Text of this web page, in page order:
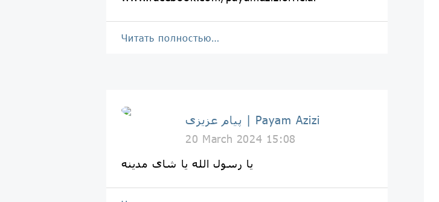
Читать полностью…
پیام عزیزی | Payam Azizi
20 March 2024 15:08
یا رسول الله یا شای مدینه